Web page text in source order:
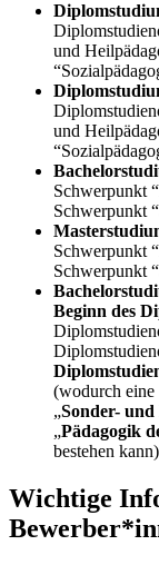
und
und
Schwerpunkt “
Schwerpunkt “
Schwerpunkt “
Schwerpunkt “
Beginn des
(wodurch eine
„Sonder-
„Pädagogik
bestehen
Wichtige